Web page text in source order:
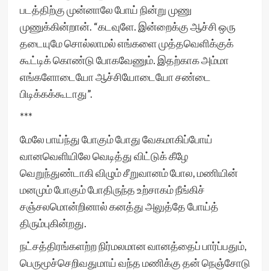
படத்திற்கு முன்னாலே போய் நின்று முணு
முணுக்கின்றான். “கடவுளே. இன்றைக்கு ஆச்சி ஒரு
தடையுமே சொல்லாமல் எங்களை முத்தவெளிக்குக்
கூட்டிக் கொண்டு போகவேணும். இதற்காக அம்மா
எங்களோடையோ ஆச்சியோடையோ சண்டை
பிடிக்கக்கூடாது”.
***
மேலே பாய்ந்து போகும் போது வேகமாகிப்போய்
வானவெளியிலே வெடித்து விட்டுக் கீழே
வெறுந்துண்டாகி விழும் சீறுவானம் போல, மணியின்
மனமும் போகும் போதிருந்த உற்சாகம் நீங்கிச்
சஞ்சலமொன்றினால் கனத்து அலுத்தே போய்த்
திரும்புகின்றது.
நட்சத்திரங்களற்ற நிர்மலமான வானத்தைப் பார்ப்பதும்,
பெருமூச்செறிவதுமாய் வந்த மணிக்கு தன் நெஞ்சோடு